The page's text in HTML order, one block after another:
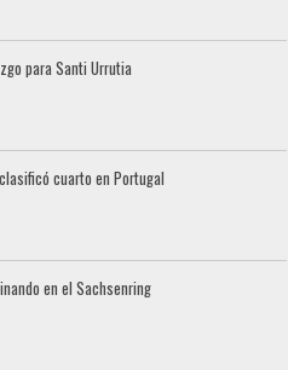
para Santi Urrutia
cuarto en Portugal
en el Sachsenring